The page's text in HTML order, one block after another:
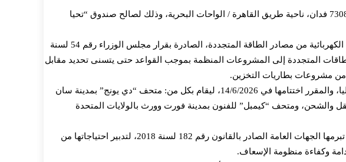
وافق مجلس الوزراء على مشروع قرار رئيس الجمهورية بتخصيص قطعة أرض من أملاك الدولة الخاصة بمساحة 73085.58 فدان، ناحية طريق القاهرة / الواحات البحرية، وذلك لصالح صندوق “تحيا
وافق مجلس الوزراء على تعديل القواعد التنظيمية للترخيص بالانتفاع بالأراضي اللازمة لإقامة مشروعات إنتاج الطاقة الكهربائية من مصادر الطاقة المتجددة، الصادرة بقرار مجلس الوزراء رقم 54 لسنة
المتجددة إلى المشروعات المنظمة بموجب القواعد حتى يتسنى تحديد مقابل
وافق مجلس الوزراء على استمرار جولات معرض “كنوز الفراعنة” عقب انتهاء فترة عرضه الحالية بمدينة روما – إيطاليا، والمقرر اختتامها في 14/6/2026، ليقام بكل من: متحف “دي يونج” بمدينة سان
من 30 يوليو 2026 حتى 31 يناير 2027 بخلاف فترتي التغليف والنقل والشحن، ومتحف “كيمبل” للفنون بمدينة فورت وورث بالولايات المتحدة
وافق مجلس الوزراء على طلب هيئة الإسعاف المصرية التعاقد وفقا لحكم المادة 78 من قانون تنظيم التعاقدات التي تبرمها الجهات العامة الصادر بالقانون رقم 182 لسنة 2018، لتدبير احتياجاتها من
وكفاءة منظومة الإسعاف.